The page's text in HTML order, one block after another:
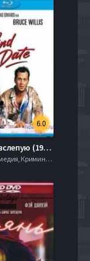
6.0
Свидание вслепую (1987)
Детектив, Комедия, Криминал, Приключения